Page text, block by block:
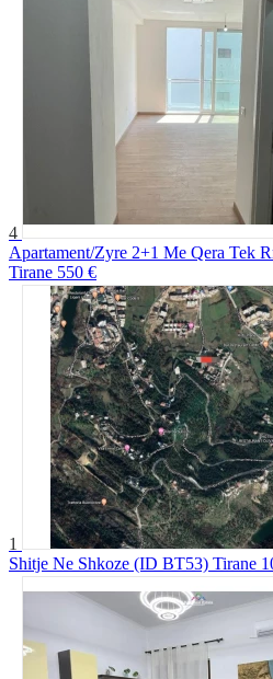
4
Apartament/Zyre 2+1 Me Qera Tek
Tirane 550 €
1
Shitje Ne Shkoze (ID BT53) Tirane